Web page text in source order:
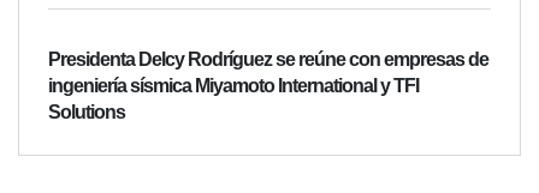
Presidenta Delcy Rodríguez se reúne con empresas de
ingeniería sísmica Miyamoto International y TFI
Solutions